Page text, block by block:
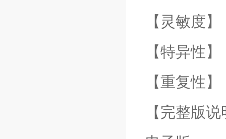
【灵敏度
【特异性
【重复性
【完整版